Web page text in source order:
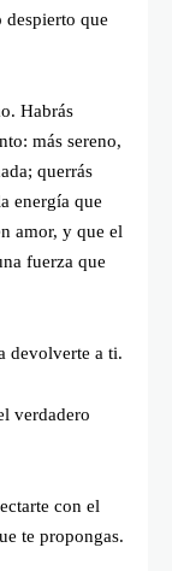
despierto que
Habrás
más sereno,
querrás
energía que
amor, y que el
fuerza que
devolverte a ti.
verdadero
con el
te propongas.